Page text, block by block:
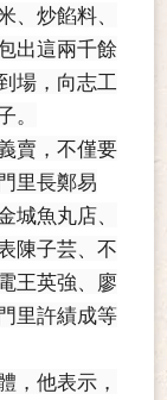
、炒餡料、
出這兩千餘
場，向志工
。
賣，不僅要
里長鄭易
城魚丸店、
陳子芸、不
王英強、廖
里許績成等
，他表示，